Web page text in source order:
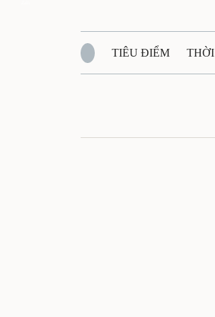
TIÊU ĐIỂM
QUÊ HƯƠNG - ĐẤT